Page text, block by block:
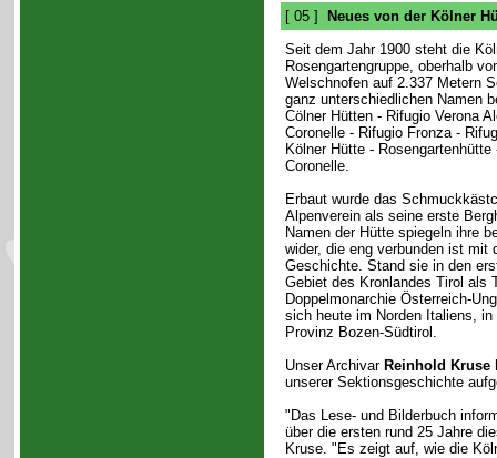
[ 05 ]
Neues von der Kölner
Seit dem Jahr 1900 steht die
Rosengartengruppe, oberhalb
Welschnofen auf 2.337 Metern
ganz unterschiedlichen Namen
Cölner Hütten - Rifugio Verona
Coronelle - Rifugio Fronza -
Kölner Hütte -
Coronelle.
Erbaut wurde das
Alpenverein als seine erste
Namen der Hütte spiegeln ihre
wider, die eng verbunden ist mit
Geschichte. Stand sie in den
Gebiet des Kronlandes Tirol als
Doppelmonarchie Österreich-
sich heute im Norden Italiens, in
Provinz Bozen-Südtirol.
Unser Archivar Reinhold Kruse
unserer Sektionsgeschichte
"Das Lese- und Bilderbuch
über die ersten rund 25 Jahre
Kruse. "Es zeigt auf, wie die